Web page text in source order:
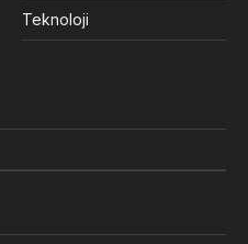
Teknoloji